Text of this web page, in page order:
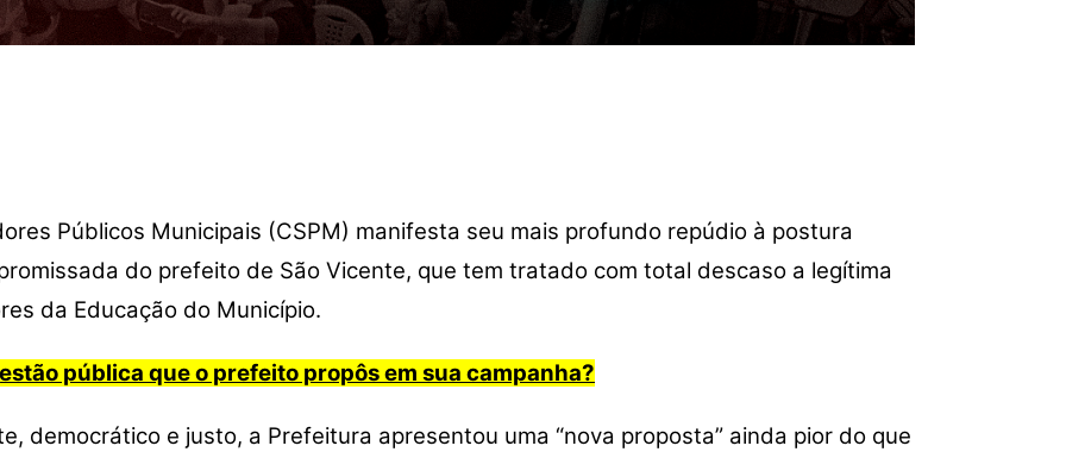
Públicos Municipais (CSPM) manifesta seu mais profundo repúdio à postura
do prefeito de São Vicente, que tem tratado com total descaso a legítima
da Educação do Município.
pública que o prefeito propôs em sua campanha?
democrático e justo, a Prefeitura apresentou uma “nova proposta” ainda pior do que